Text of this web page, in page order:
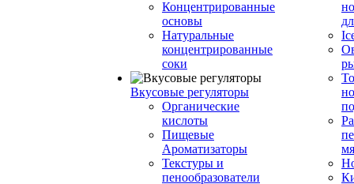
Концентрированные
основы
Натуральные
концентрированные
соки
Вкусовые регуляторы
Органические
кислоты
Пищевые
Ароматизаторы
Текстуры и
пенообразователи